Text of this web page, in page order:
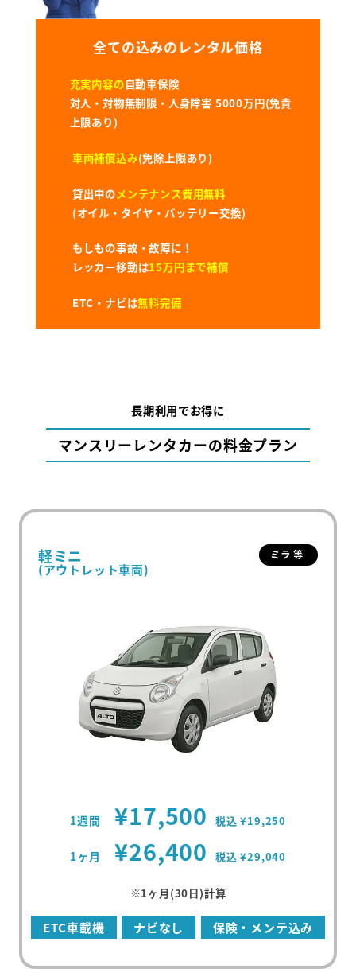
全ての込みのレンタル価格
充実内容の自動車保険
対人・対物無制限・人身障害 5000万円(免責
上限あり)
車両補償込み(免除上限あり)
貸出中の メンテナンス費用無料
(オイル・タイヤ・バッテリー交換)
もしもの事故・故障に！
レッカー移動は15万円まで補償
ETC・ナビは無料完備
長期利用でお得に
マンスリーレンタカーの料金プラン
軽ミニ ミラ 等
(アウトレット車両)
1週間 ¥17,500 税込 ¥19,250
1ヶ月 ¥26,400 税込 ¥29,040
※1ヶ月(30日)計算
ETC車載機 ナビなし 保険・メンテ込み